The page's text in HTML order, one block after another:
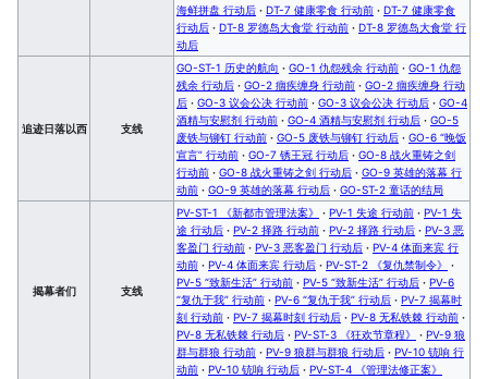
海鲜拼盘 行动后 · DT-7 健康零食 行动前 · DT-7 健康零食
行动后 · DT-8 罗德岛大食堂 行动前 · DT-8 罗德岛大食堂 行
动后
追迹日落以西 支线
GO-ST-1 历史的航向 · GO-1 仇怨残余 行动前 · GO-1 仇怨
残余 行动后 · GO-2 痼疾缠身 行动前 · GO-2 痼疾缠身 行动
后 · GO-3 议会公决 行动前 · GO-3 议会公决 行动后 · GO-4
酒精与安慰剂 行动前 · GO-4 酒精与安慰剂 行动后 · GO-5
废铁与铆钉 行动前 · GO-5 废铁与铆钉 行动后 · GO-6 “晚饭
宣言” 行动前 · GO-7 锈王冠 行动后 · GO-8 战火重铸之剑
行动前 · GO-8 战火重铸之剑 行动后 · GO-9 英雄的落幕 行
动前 · GO-9 英雄的落幕 行动后 · GO-ST-2 童话的结局
揭幕者们 支线
PV-ST-1 《新都市管理法案》 · PV-1 失途 行动前 · PV-1 失
途 行动后 · PV-2 择路 行动前 · PV-2 择路 行动后 · PV-3 恶
客盈门 行动前 · PV-3 恶客盈门 行动后 · PV-4 体面来宾 行
动前 · PV-4 体面来宾 行动后 · PV-ST-2 《复仇禁制令》
·
PV-5 “致新生活” 行动前 · PV-5 “致新生活” 行动后 · PV-6
“复仇于我” 行动前 · PV-6 “复仇于我” 行动后 · PV-7 揭幕时
刻 行动前 · PV-7 揭幕时刻 行动后 · PV-8 无私铁棘 行动前 ·
PV-8 无私铁棘 行动后 · PV-ST-3 《狂欢节章程》 · PV-9 狼
群与群狼 行动前 · PV-9 狼群与群狼 行动后 · PV-10 铳响 行
动前 · PV-10 铳响 行动后 · PV-ST-4 《管理法修正案》